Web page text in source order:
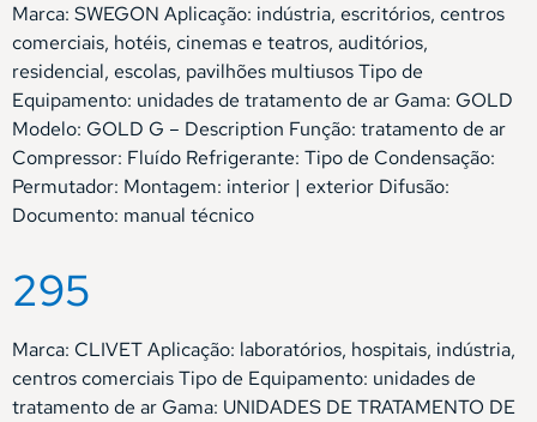
Marca: SWEGON Aplicação: indústria, escritórios, centros
comerciais, hotéis, cinemas e teatros, auditórios,
residencial, escolas, pavilhões multiusos Tipo de
Equipamento: unidades de tratamento de ar Gama: GOLD
Modelo: GOLD G – Description Função: tratamento de ar
Compressor: Fluído Refrigerante: Tipo de Condensação:
Permutador: Montagem: interior | exterior Difusão:
Documento: manual técnico
295
Marca: CLIVET Aplicação: laboratórios, hospitais, indústria,
centros comerciais Tipo de Equipamento: unidades de
tratamento de ar Gama: UNIDADES DE TRATAMENTO DE